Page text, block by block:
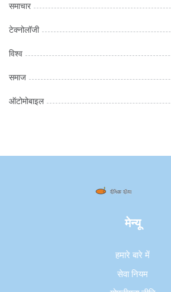
समाचार
टेक्नोलॉजी
विश्व
समाज
ऑटोमोबाइल
मेन्यू
हमारे बारे में
सेवा नियम